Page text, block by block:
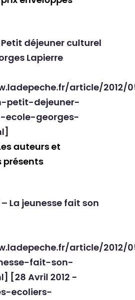
Petit déjeuner culturel
Lapierre
article/2012/
petit-dejeuner-
georges-
auteurs et
présents
– La jeunesse fait son
article/2012/
fait-son-
[28 Avril 2012 -
ecoliers-